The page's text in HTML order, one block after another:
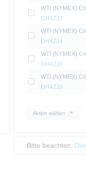
WTI (NYMEX)
DH4ZJ2
WTI (NYMEX)
DH4ZJ4
WTI (NYMEX)
DH4ZJ0
WTI (NYMEX)
DH4ZJ6
Aktion wählen
Bitte beachten: